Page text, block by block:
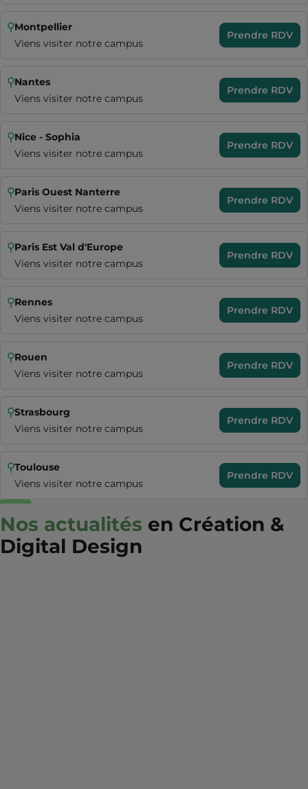
Montpellier
Viens visiter notre campus
Prendre RDV
Nantes
Viens visiter notre campus
Prendre RDV
Nice - Sophia
Viens visiter notre campus
Prendre RDV
Paris Ouest Nanterre
Viens visiter notre campus
Prendre RDV
Paris Est Val d'Europe
Viens visiter notre campus
Prendre RDV
Rennes
Viens visiter notre campus
Prendre RDV
Rouen
Viens visiter notre campus
Prendre RDV
Strasbourg
Viens visiter notre campus
Prendre RDV
Toulouse
Viens visiter notre campus
Prendre RDV
Nos actualités en Création &
Digital Design